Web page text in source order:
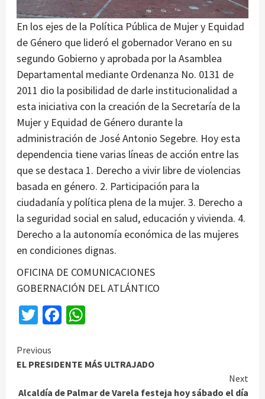
En los ejes de la Política Pública de Mujer y Equidad
de Género que lideró el gobernador Verano en su
segundo Gobierno y aprobada por la Asamblea
Departamental mediante Ordenanza No. 0131 de
2011 dio la posibilidad de darle institucionalidad a
esta iniciativa con la creación de la Secretaría de la
Mujer y Equidad de Género durante la
administración de José Antonio Segebre. Hoy esta
dependencia tiene varias líneas de acción entre las
que se destaca 1. Derecho a vivir libre de violencias
basada en género. 2. Participación para la
ciudadanía y política plena de la mujer. 3. Derecho a
la seguridad social en salud, educación y vivienda. 4.
Derecho a la autonomía económica de las mujeres
en condiciones dignas.
OFICINA DE COMUNICACIONES
GOBERNACIÓN DEL ATLÁNTICO
TwitterFacebook
Continue
Previous
EL PRESIDENTE MÁS ULTRAJADO
Next
Alcaldía de Palmar de Varela festeja hoy sábado el día